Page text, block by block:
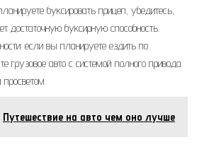
буксировать прицеп, убедитесь,
достаточную буксирную способность.
если вы планируете ездить по
грузовое авто с системой полного привода
Путешествие на авто чем оно лучше